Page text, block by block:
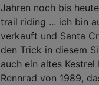
Jahren noch bis
trail riding ... ich bin
verkauft und Santa
den Trick in diesem
auch ein altes Kestrel
Rennrad von 1989,